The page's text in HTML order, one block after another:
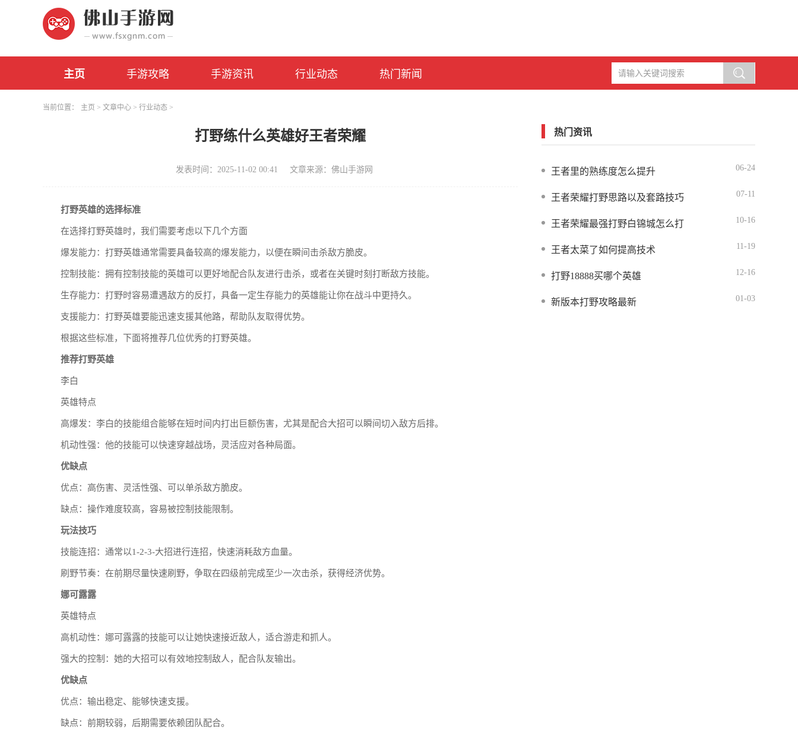
主页 手游攻略 手游资讯 行业动态 热门新闻
当前位置： 主页 > 文章中心 > 行业动态 >
打野练什么英雄好王者荣耀
发表时间：2025-11-02 00:41 文章来源：佛山手游网
打野英雄的选择标准
在选择打野英雄时，我们需要考虑以下几个方面
爆发能力：打野英雄通常需要具备较高的爆发能力，以便在瞬间击杀敌方脆皮。
控制技能：拥有控制技能的英雄可以更好地配合队友进行击杀，或者在关键时刻打断敌方技能。
生存能力：打野时容易遭遇敌方的反打，具备一定生存能力的英雄能让你在战斗中更持久。
支援能力：打野英雄要能迅速支援其他路，帮助队友取得优势。
根据这些标准，下面将推荐几位优秀的打野英雄。
推荐打野英雄
李白
英雄特点
高爆发：李白的技能组合能够在短时间内打出巨额伤害，尤其是配合大招可以瞬间切入敌方后排。
机动性强：他的技能可以快速穿越战场，灵活应对各种局面。
优缺点
优点：高伤害、灵活性强、可以单杀敌方脆皮。
缺点：操作难度较高，容易被控制技能限制。
玩法技巧
技能连招：通常以1-2-3-大招进行连招，快速消耗敌方血量。
刷野节奏：在前期尽量快速刷野，争取在四级前完成至少一次击杀，获得经济优势。
娜可露露
英雄特点
高机动性：娜可露露的技能可以让她快速接近敌人，适合游走和抓人。
强大的控制：她的大招可以有效地控制敌人，配合队友输出。
优缺点
优点：输出稳定、能够快速支援。
缺点：前期较弱，后期需要依赖团队配合。
热门资讯
王者里的熟练度怎么提升 06-24
王者荣耀打野思路以及套路技巧 07-11
王者荣耀最强打野白锦城怎么打 10-16
王者太菜了如何提高技术 11-19
打野18888买哪个英雄 12-16
新版本打野攻略最新 01-03